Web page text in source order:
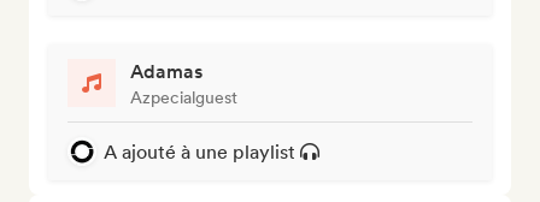
Adamas
Azpecialguest
A ajouté à une playlist